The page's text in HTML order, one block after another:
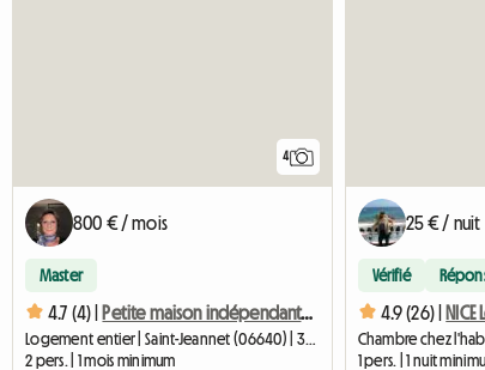
4
800 € / mois
Master
4.7 (4) | Petite maison indépendante près de Nice
2 pers. | 1 mois minimum
25 € / nuit
Vérifié
4.9 (26) |
Chambre chez
1 pers. | 1 nuit